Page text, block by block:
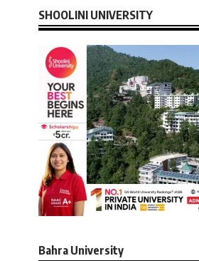
SHOOLINI UNIVERSITY
Bahra University